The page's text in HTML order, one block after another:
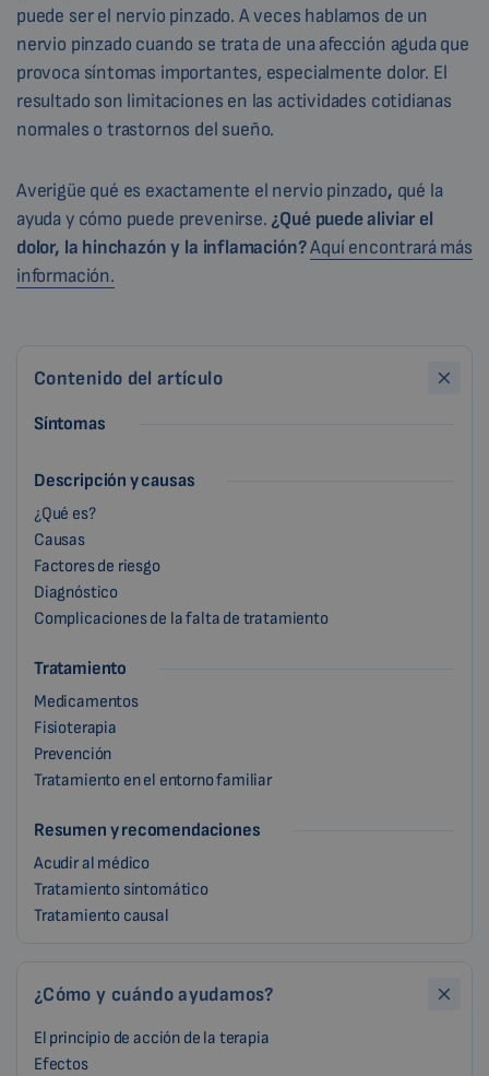
puede ser el nervio pinzado. A veces hablamos de un
nervio pinzado cuando se trata de una afección aguda que
provoca síntomas importantes, especialmente dolor. El
resultado son limitaciones en las actividades cotidianas
normales o trastornos del sueño.
Averigüe qué es exactamente el nervio pinzado, qué la
ayuda y cómo puede prevenirse. ¿Qué puede aliviar el
dolor, la hinchazón y la inflamación?Aquí encontrará más
información.
Contenido del artículo
Síntomas
Descripción y causas
¿Qué es?
Causas
Factores de riesgo
Diagnóstico
Complicaciones de la falta de tratamiento
Tratamiento
Medicamentos
Fisioterapia
Prevención
Tratamiento en el entorno familiar
Resumen y recomendaciones
Acudir al médico
Tratamiento sintomático
Tratamiento causal
¿Cómo y cuándo ayudamos?
El principio de acción de la terapia
Efectos